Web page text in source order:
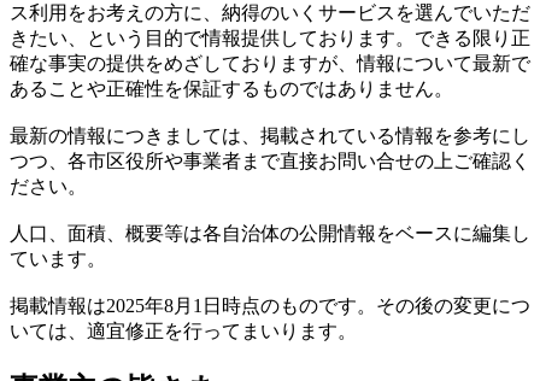
ス利用をお考えの方に、納得のいくサービスを選んでいただ
きたい、という目的で情報提供しております。できる限り正
確な事実の提供をめざしておりますが、情報について最新で
あることや正確性を保証するものではありません。
最新の情報につきましては、掲載されている情報を参考にし
つつ、各市区役所や事業者まで直接お問い合せの上ご確認く
ださい。
人口、面積、概要等は各自治体の公開情報をベースに編集し
ています。
掲載情報は2025年8月1日時点のものです。その後の変更につ
いては、適宜修正を行ってまいります。